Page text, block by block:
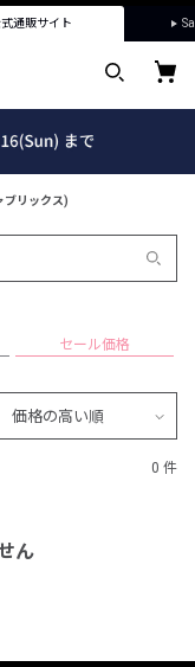
通販サイト
ブリックス)
セール価格
価格の高い順
0 件
ん